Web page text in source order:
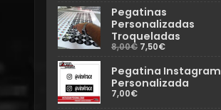
Pegatinas
Personalizadas
Troqueladas
8,00€ 7,50€
Pegatina Instagram
Personalizada
7,00€